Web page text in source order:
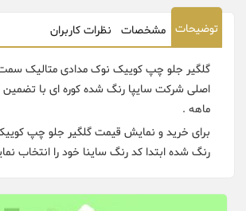
توضیحات مشخصات نظرات کاربران
گلگیر جلو چپ کوییک نوک مدادی متالیک
ماهه .
برای خرید و نمایش قیمت گلگیر جلو چپ
رنگ شده ابتدا کد رنگ ساینا خود را انتخاب